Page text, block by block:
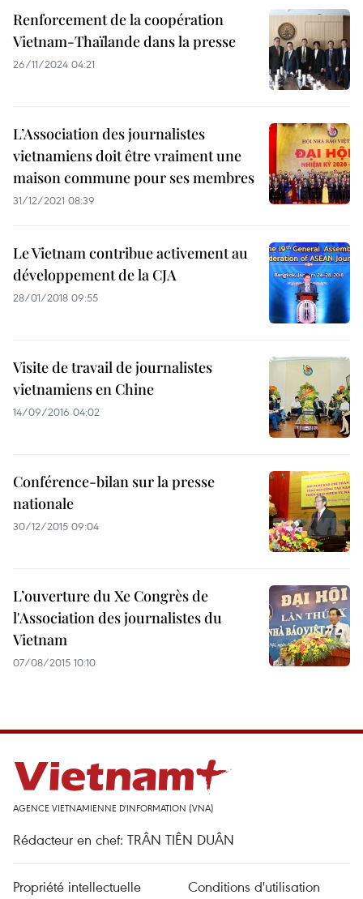
Renforcement de la coopération
Vietnam-Thaïlande dans la presse
26/11/2024 04:21
L’Association des journalistes
vietnamiens doit être vraiment une
maison commune pour ses membres
31/12/2021 08:39
Le Vietnam contribue activement au
développement de la CJA
28/01/2018 09:55
Visite de travail de journalistes
vietnamiens en Chine
14/09/2016 04:02
Conférence-bilan sur la presse
nationale
30/12/2015 09:04
L’ouverture du Xe Congrès de
l'Association des journalistes du
Vietnam
07/08/2015 10:10
AGENCE VIETNAMIENNE D'INFORMATION (VNA)
Rédacteur en chef: TRÂN TIÊN DUÂN
Propriété intellectuelle Conditions d'utilisation